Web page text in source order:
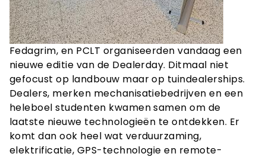
Fedagrim, en PCLT organiseerden vandaag een
nieuwe editie van de Dealerday. Ditmaal niet
gefocust op landbouw maar op tuindealerships.
Dealers, merken mechanisatiebedrijven en een
heleboel studenten kwamen samen om de
laatste nieuwe technologieën te ontdekken. Er
komt dan ook heel wat verduurzaming,
elektrificatie, GPS-technologie en remote-